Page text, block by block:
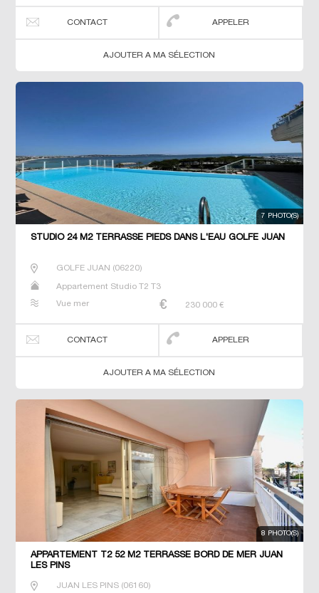
CONTACT APPELER
AJOUTER A MA SÉLECTION
7 PHOTO(S)
STUDIO 24 M2 TERRASSE PIEDS DANS L'EAU GOLFE JUAN
GOLFE JUAN (06220)
Appartement Studio T2 T3
Vue mer 230 000 €
CONTACT APPELER
AJOUTER A MA SÉLECTION
8 PHOTO(S)
APPARTEMENT T2 52 M2 TERRASSE BORD DE MER JUAN
LES PINS
JUAN LES PINS(06160)